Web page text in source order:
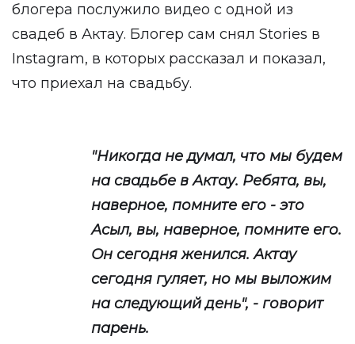
блогера послужило видео с одной из
свадеб в Актау. Блогер сам снял Stories в
Instagram, в которых рассказал и показал,
что приехал на свадьбу.
"Никогда не думал, что мы будем
на свадьбе в Актау. Ребята, вы,
наверное, помните его - это
Асыл, вы, наверное, помните его.
Он сегодня женился. Актау
сегодня гуляет, но мы выложим
на следующий день", - говорит
парень.